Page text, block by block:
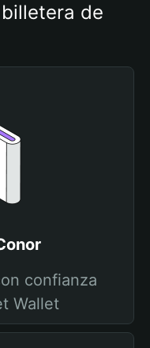
de
confianza
Wallet